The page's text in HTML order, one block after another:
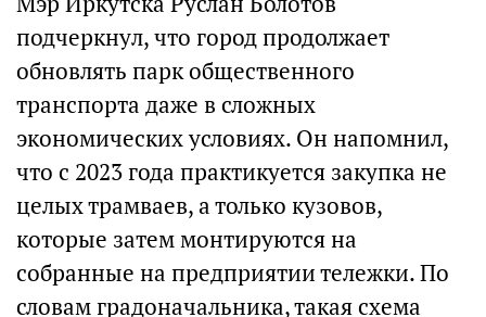
подчеркнул, что город продолжает
обновлять парк общественного
транспорта даже в сложных
экономических условиях. Он напомнил,
что с 2023 года практикуется закупка не
целых трамваев, а только кузовов,
которые затем монтируются на
собранные на предприятии тележки. По
словам градоначальника, такая схема